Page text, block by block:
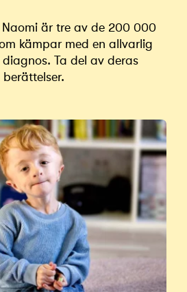
Naomi är tre av de 200 000
kämpar med en allvarlig
diagnos. Ta del av deras
berättelser.